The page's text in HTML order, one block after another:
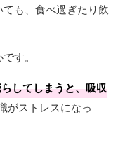
も、食べ過ぎたり飲
す。
してしまうと、吸収
がストレスになっ